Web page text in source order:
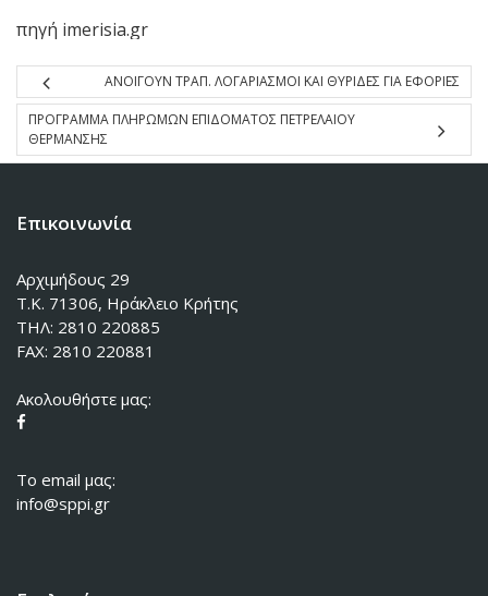
πηγή imerisia.gr
ΑΝΟΙΓΟΥΝ ΤΡΑΠ. ΛΟΓΑΡΙΑΣΜΟΙ ΚΑΙ ΘΥΡΙΔΕΣ ΓΙΑ ΕΦΟΡΙΕΣ
ΠΡΟΓΡΑΜΜΑ ΠΛΗΡΩΜΩΝ ΕΠΙΔΟΜΑΤΟΣ ΠΕΤΡΕΛΑΙΟΥ
ΘΕΡΜΑΝΣΗΣ
Επικοινωνία
Αρχιμήδους 29
Τ.Κ. 71306, Ηράκλειο Κρήτης
ΤΗΛ: 2810 220885
FAX: 2810 220881
Ακολουθήστε μας:
To email μας:
info@sppi.gr